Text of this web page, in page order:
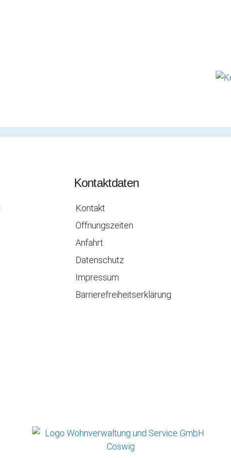
Kontaktdaten
Kontakt
Öffnungszeiten
Anfahrt
Datenschutz
Impressum
Barrierefreiheitserklärung